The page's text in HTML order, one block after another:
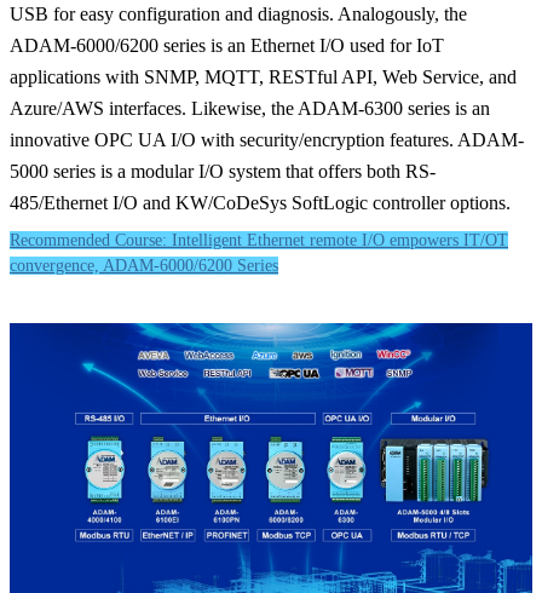
USB for easy configuration and diagnosis. Analogously, the
ADAM-6000/6200 series is an Ethernet I/O used for IoT
applications with SNMP, MQTT, RESTful API, Web Service, and
Azure/AWS interfaces. Likewise, the ADAM-6300 series is an
innovative OPC UA I/O with security/encryption features. ADAM-
5000 series is a modular I/O system that offers both RS-
485/Ethernet I/O and KW/CoDeSys SoftLogic controller options.
Recommended Course: Intelligent Ethernet remote I/O empowers IT/OT
convergence, ADAM-6000/6200 Series